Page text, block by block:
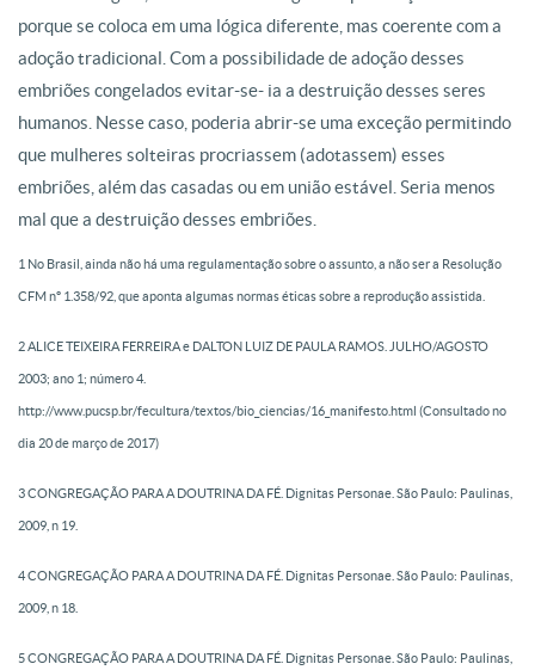
porque se coloca em uma lógica diferente, mas coerente com a
adoção tradicional. Com a possibilidade de adoção desses
embriões congelados evitar-se- ia a destruição desses seres
humanos. Nesse caso, poderia abrir-se uma exceção permitindo
que mulheres solteiras procriassem (adotassem) esses
embriões, além das casadas ou em união estável. Seria menos
mal que a destruição desses embriões.
1 No Brasil, ainda não há uma regulamentação sobre o assunto, a não ser a Resolução
CFM nº 1.358/92, que aponta algumas normas éticas sobre a reprodução assistida.
2 ALICE TEIXEIRA FERREIRA e DALTON LUIZ DE PAULA RAMOS. JULHO/AGOSTO
2003; ano 1; número 4.
http://www.pucsp.br/fecultura/textos/bio_ciencias/16_manifesto.html (Consultado no
dia 20de março de 2017)
3 CONGREGAÇÃO PARA A DOUTRINA DA FÉ. Dignitas Personae. São Paulo: Paulinas,
2009, n 19.
4 CONGREGAÇÃO PARA A DOUTRINA DA FÉ. Dignitas Personae. São Paulo: Paulinas,
2009, n 18.
5 CONGREGAÇÃO PARA A DOUTRINA DA FÉ. Dignitas Personae. São Paulo: Paulinas,